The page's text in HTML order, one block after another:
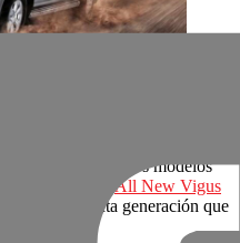
por los aventureros,
entre todos los modelos
sin límites con
All New Vigus
2.0 L de sexta generación que